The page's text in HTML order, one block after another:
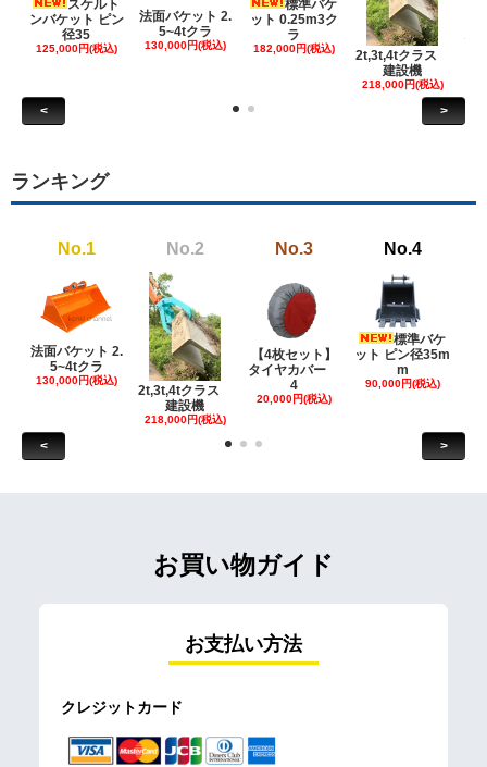
スケルト
ンバケット ピン
径35
125,000円(税込)
法面バケット 2.
5~4tクラ
130,000円(税込)
標準バケ
ット 0.25m3ク
ラ
182,000円(税込)
2t,3t,4tクラス
建設機
218,000円(税込)
< >
ランキング
No.1
法面バケット 2.
5~4tクラ
130,000円(税込)
No.2
2t,3t,4tクラス
建設機
218,000円(税込)
No.3
【4枚セット】
タイヤカバー
4
20,000円(税込)
No.4
標準バケ
ット ピン径35m
m
90,000円(税込)
< >
お買い物ガイド
お支払い方法
クレジットカード